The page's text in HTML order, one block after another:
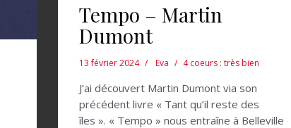
Tempo – Martin
Dumont
13 février 2024 Eva 4 coeurs : très bien
J’ai découvert Martin Dumont via son
précédent livre « Tant qu’il reste des
îles ». « Tempo » nous entraîne à Belleville